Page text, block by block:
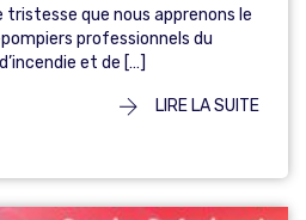
que nous apprenons le
professionnels du
et de […]
LIRE LA SUITE